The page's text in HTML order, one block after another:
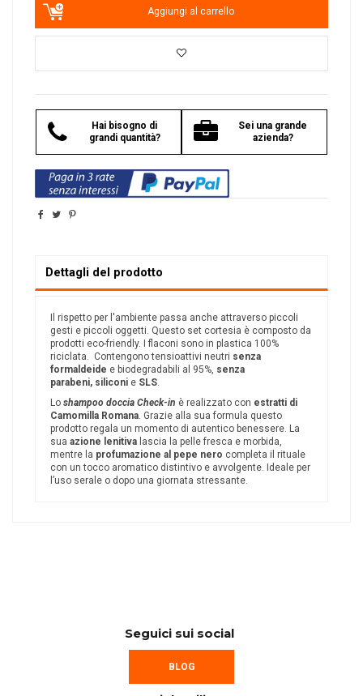
Aggiungi al carrello
Hai bisogno di
grandi quantità?
Sei una grande
azienda?
Dettagli del prodotto
Il rispetto per l'ambiente passa anche attraverso piccoli
gesti e piccoli oggetti. Questo set cortesia è composto da
prodotti eco-friendly. I flaconi sono in plastica 100%
riciclata. Contengono tensioattivi neutri senza
formaldeide e biodegradabili al 95%, senza
parabeni, siliconi e SLS
Lo shampoo doccia Check-in è realizzato con estratti di
Camomilla Romana. Grazie alla sua formula questo
prodotto regala un momento di autentico benessere. La
sua azione lenitiva lascia la pelle fresca e morbida,
mentre la profumazione al pepe nero completa il rituale
con un tocco aromatico distintivo e avvolgente. Ideale per
l’uso serale o dopo una giornata stressante.
Seguici sui social
BLOG